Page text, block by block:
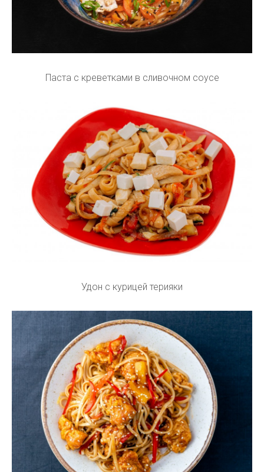
Паста с креветками в сливочном соусе
Удон с курицей терияки